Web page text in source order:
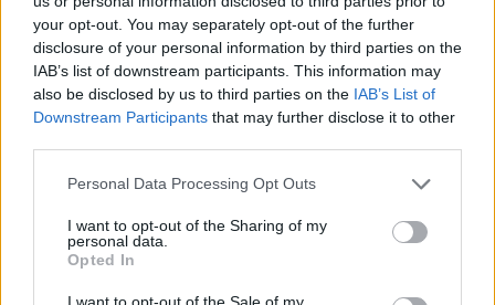
your opt-out. You may separately opt-out of the further
disclosure of your personal information by third parties on the
IAB’s list of downstream participants. This information may
also be disclosed by us to third parties on the IAB’s List of
Downstream Participants that may further disclose it to other
Please note that this website/app uses one or more Google
not limited to your visit or usage behaviour. You may click to
grant or deny consent to Google and its third-party tags to
use your data for below specified purposes in below Google
consent section.
Personal Data Processing Opt Outs
I want to opt-out of the Sharing of my
personal data.
Opted In
I want to opt-out of the Sale of my
ezt ki bírja végig hallgatni röhögés nélkül?
A felvétel próbál nagyot mondani, erős
kijelentések hangzanak el, olyanok, amelyek
egy kampányban könnyen beindíthatnák a
méghozzá legáljászább módon.” „Ha magának
drága a saját békéje és a fia békéje…” „Klárika nem